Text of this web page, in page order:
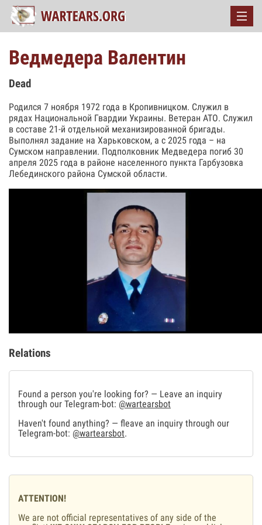
Ведмедера Валентин
Dead
Родился 7 ноября 1972 года в Кропивницком. Служил в
рядах Национальной Гвардии Украины. Ветеран АТО. Служил
в составе 21-й отдельной механизированной бригады.
Выполнял задание на Харьковском, а с 2025 года – на
Сумском направлении. Подполковник Медведера погиб 30
апреля 2025 года в районе населенного пункта Гарбузовка
Лебединского района Сумской области.
Relations
Found a person you're looking for? — Leave an inquiry
through our Telegram-bot: @wartearsbot
Haven't found anything? — fleave an inquiry through our
Telegram-bot: @wartearsbot.
ATTENTION!
We are not official representatives of any side of the